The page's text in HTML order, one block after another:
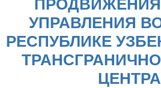
УПРАВЛЕНИЯ
РЕСПУБЛИКЕ